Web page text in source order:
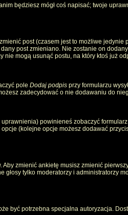
będziesz mógł coś napisać; twoje
post (czasem jest to możliwe
post zmieniano. Nie zostanie on
mogą usunąć postu, na który ktoś już
pole Dodaj podpis przy formularzu
zadecydować o nie dodawaniu do
powinieneś zobaczyć formularz
(kolejne opcje możesz dodawać
zmienić ankietę musisz zmienić
tylko moderatorzy i administratorzy
być potrzebna specjalna autoryzacja.